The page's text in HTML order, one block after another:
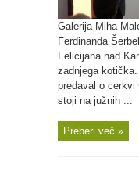
Galerija Miha
Ferdinanda
Felicijana nad
zadnjega
predaval o cerkvi
stoji na južnih ...
Preberi več »